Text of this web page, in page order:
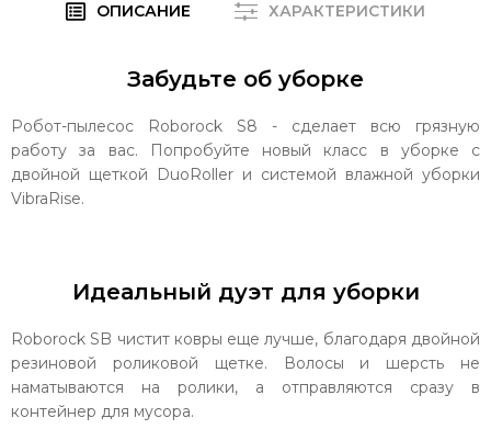
ОПИСАНИЕ ХАРАКТЕРИСТИКИ
Забудьте об уборке
Робот-пылесос Roborock S8 - сделает всю грязную
работу за вас. Попробуйте новый класс в уборке с
двойной щеткой DuoRoller и системой влажной уборки
VibraRise.
Идеальный дуэт для уборки
Roborock SB чистит ковры еще лучше, благодаря двойной
резиновой роликовой щетке. Волосы и шерсть не
наматываются на ролики, а отправляются сразу в
контейнер для мусора.